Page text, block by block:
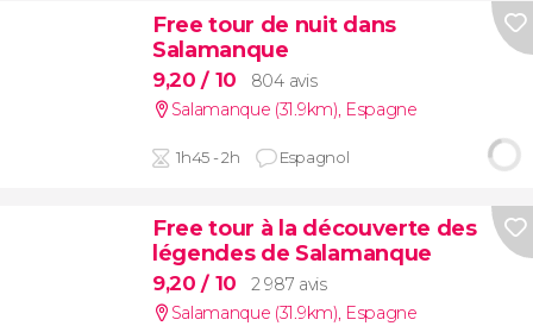
Free tour de nuit dans
Salamanque
9,20/ 10
804 avis
Salamanque (31.9km), Espagne
1h45 - 2h Espagnol
Free tour à la découverte des
légendes de Salamanque
9,20/ 10
2 987 avis
Salamanque (31.9km), Espagne